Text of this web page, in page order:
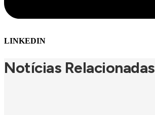
LINKEDIN
Notícias Relacionadas